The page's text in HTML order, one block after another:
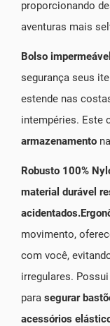
proporcionando
aventuras mais
Bolso
segurança seus
estende nas
intempéries. Este
armazenamento
Robusto 100%
material durável
acidentados.
movimento,
com você,
irregulares. Possui
para segurar
acessórios